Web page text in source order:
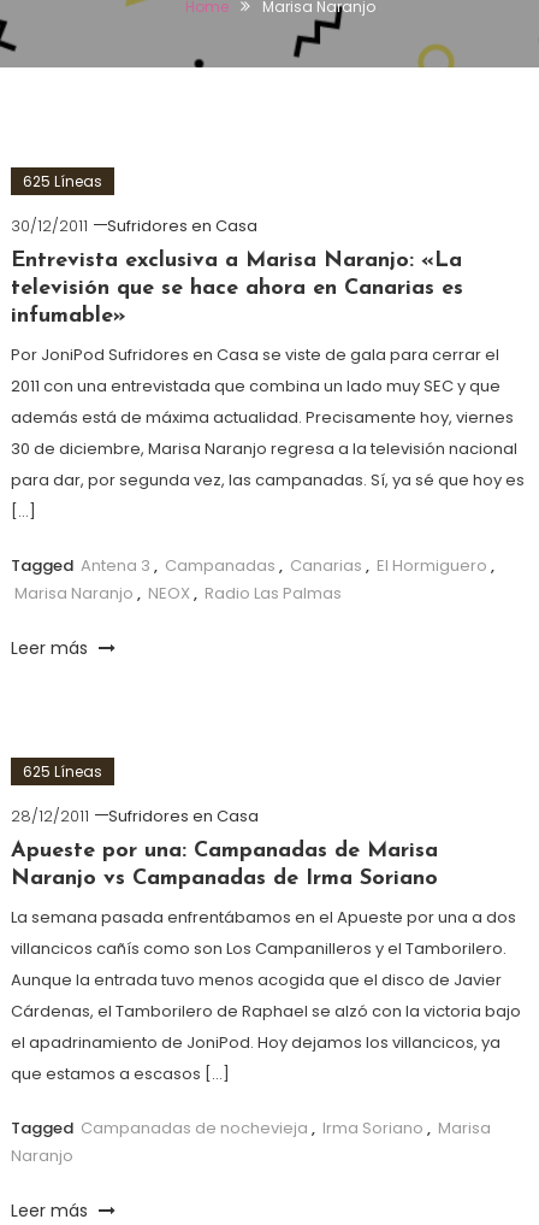
Home Marisa Naranjo
625 Líneas
30/12/2011
Sufridores en Casa
Entrevista exclusiva a Marisa Naranjo: «La
televisión que se hace ahora en Canarias es
infumable»
Por JoniPod Sufridores en Casa se viste de gala para cerrar el
2011 con una entrevistada que combina un lado muy SEC y que
además está de máxima actualidad. Precisamente hoy, viernes
30 de diciembre, Marisa Naranjo regresa a la televisión nacional
para dar, por segunda vez, las campanadas. Sí, ya sé que hoy es
[…]
Tagged Antena 3 , Campanadas , Canarias , El Hormiguero ,
Marisa Naranjo , NEOX , Radio Las Palmas
Leer más
625 Líneas
28/12/2011
Sufridores en Casa
Apueste por una: Campanadas de Marisa
Naranjo vs Campanadas de Irma Soriano
La semana pasada enfrentábamos en el Apueste por una a dos
villancicos cañís como son Los Campanilleros y el Tamborilero.
Aunque la entrada tuvo menos acogida que el disco de Javier
Cárdenas, el Tamborilero de Raphael se alzó con la victoria bajo
el apadrinamiento de JoniPod. Hoy dejamos los villancicos, ya
que estamos a escasos […]
Tagged Campanadas de nochevieja , Irma Soriano , Marisa
Naranjo
Leer más